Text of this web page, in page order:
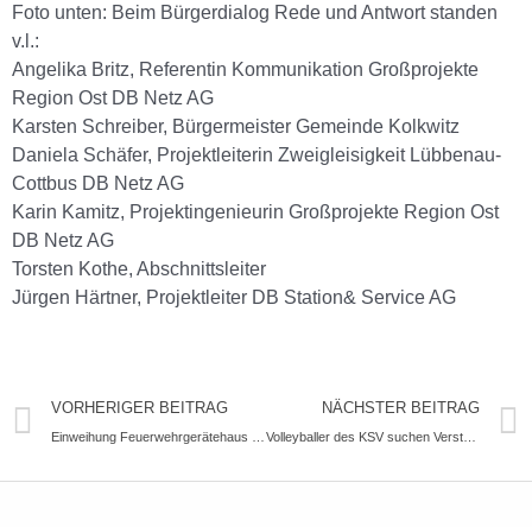
Foto unten: Beim Bürgerdialog Rede und Antwort standen
v.l.:
Angelika Britz, Referentin Kommunikation Großprojekte
Region Ost DB Netz AG
Karsten Schreiber, Bürgermeister Gemeinde Kolkwitz
Daniela Schäfer, Projektleiterin Zweigleisigkeit Lübbenau-
Cottbus DB Netz AG
Karin Kamitz, Projektingenieurin Großprojekte Region Ost
DB Netz AG
Torsten Kothe, Abschnittsleiter
Jürgen Härtner, Projektleiter DB Station& Service AG
VORHERIGER BEITRAG NÄCHSTER BEITRAG
Volleyballer des KSV suchen Verstärkung